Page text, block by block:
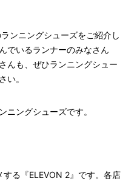
ンニングシューズをご紹介し
でいるランナーのみなさん
んも、ぜひランニングシュー
い。
ニングシューズです。
る『ELEVON 2』です。各店